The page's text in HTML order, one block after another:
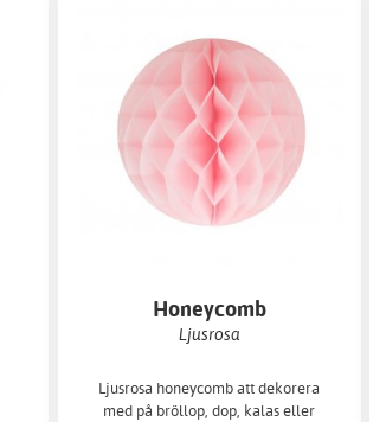
Honeycomb
Ljusrosa
Ljusrosa honeycomb att dekorera
med på bröllop, dop, kalas eller